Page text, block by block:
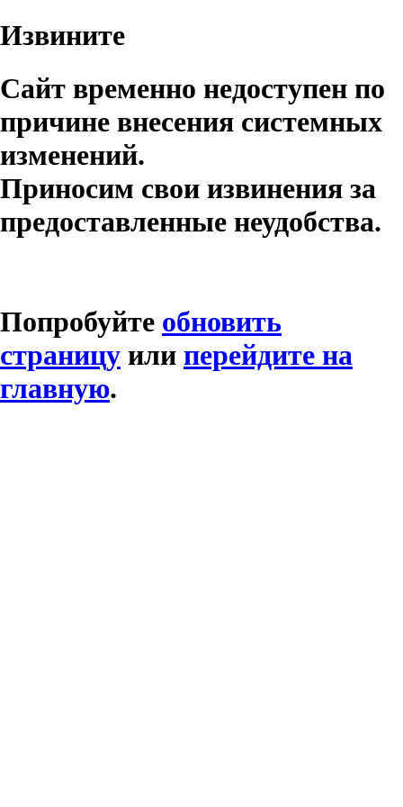
Извините
Сайт временно недоступен по
причине внесения системных
изменений.
Приносим свои извинения за
предоставленные неудобства.
Попробуйте обновить
страницу или перейдите на
главную.